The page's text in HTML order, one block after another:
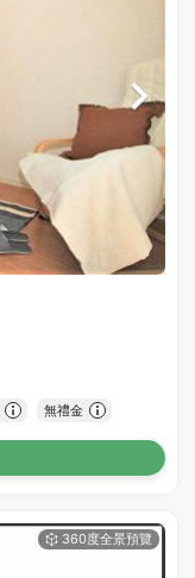
無禮金